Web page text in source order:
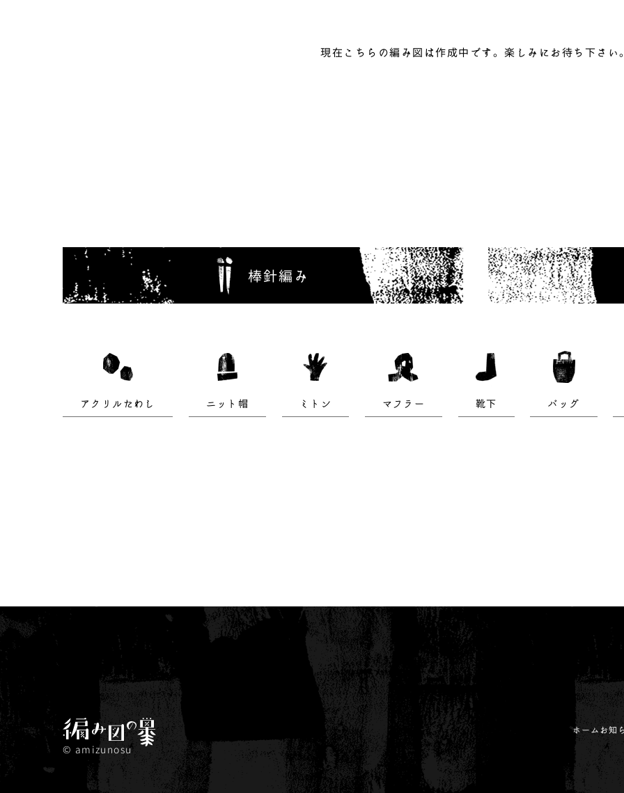
現在こちらの編み図は作成中です。楽しみにお待ち下さい
棒針編み
アクリルたわし ニット帽 ミトン マフラー 靴下 バッグ
© amizunosu
ホームお知